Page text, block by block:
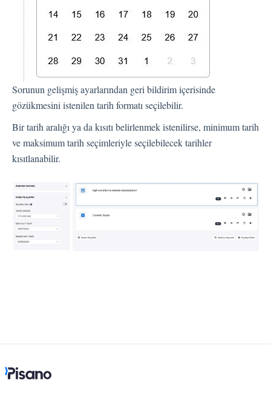
Soru Tipleri S.S.S
Butonlar
KVKK
Akış Sayfaları
Kanallar
Sorunun gelişmiş ayarlarından geri bildirim içerisinde
gözükmesini istenilen tarih formatı seçilebilir.
Bir tarih aralığı ya da kısıtı belirlenmek istenilirse, minimum tarih
ve maksimum tarih seçimleriyle seçilebilecek tarihler
kısıtlanabilir.